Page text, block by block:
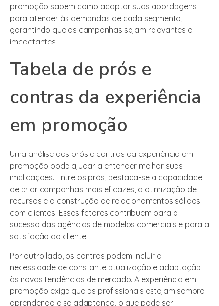
promoção sabem como adaptar suas abordagens
para atender às demandas de cada segmento,
garantindo que as campanhas sejam relevantes e
impactantes.
Tabela de prós e
contras da experiência
em promoção
Uma análise dos prós e contras da experiência em
promoção pode ajudar a entender melhor suas
implicações. Entre os prós, destaca-se a capacidade
de criar campanhas mais eficazes, a otimização de
recursos e a construção de relacionamentos sólidos
com clientes. Esses fatores contribuem para o
sucesso das agências de modelos comerciais e para a
satisfação do cliente.
Por outro lado, os contras podem incluir a
necessidade de constante atualização e adaptação
às novas tendências de mercado. A experiência em
promoção exige que os profissionais estejam sempre
aprendendo e se adaptando, o que pode ser